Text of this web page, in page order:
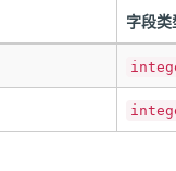
字段类